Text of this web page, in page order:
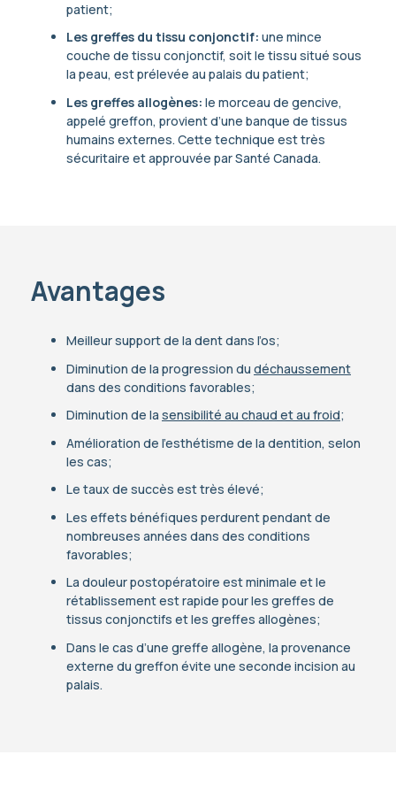
patient;
Les greffes du tissu conjonctif: une mince
couche de tissu conjonctif, soit le tissu situé sous
la peau, est prélevée au palais du patient;
Les greffes allogènes: le morceau de gencive,
appelé greffon, provient d’une banque de tissus
humains externes. Cette technique est très
sécuritaire et approuvée par Santé Canada.
Avantages
Meilleur support de la dent dans l’os;
Diminution de la progression du déchaussement
dans des conditions favorables;
Diminution de la sensibilité au chaud et au froid;
Amélioration de l’esthétisme de la dentition, selon
les cas;
Le taux de succès est très élevé;
Les effets bénéfiques perdurent pendant de
nombreuses années dans des conditions
favorables;
La douleur postopératoire est minimale et le
rétablissement est rapide pour les greffes de
tissus conjonctifs et les greffes allogènes;
Dans le cas d’une greffe allogène, la provenance
externe du greffon évite une seconde incision au
palais.